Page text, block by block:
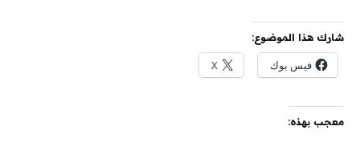
شارك هذا الموضوع:
فيس بوك X
معجب بهذه: